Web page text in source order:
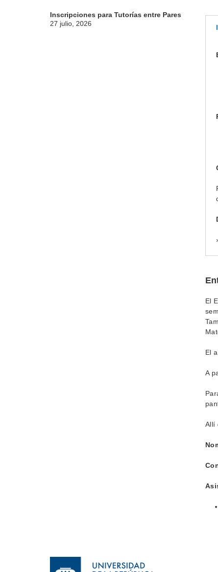
Inscripciones para Tutorías entre Pares
27 julio, 2026
El
El
A
Allí